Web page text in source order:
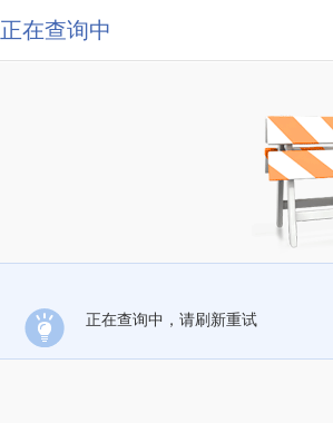
正在查询中
正在查询中，请刷新重试